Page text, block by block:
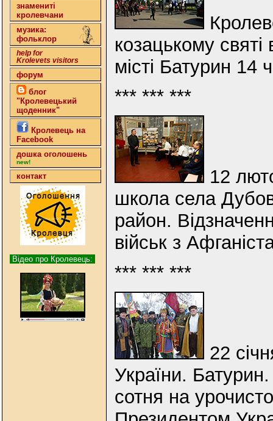
знамениті
кролевчани
музика:
фольклор
help for
Krolevets visitors
форум
блог
"Кролевецький
щоденник"
Кролевець на
Facebook
дошка оголошень
new!
контакт
Відео про Кролевець:
козацькому святі
місті Батурин 14
*** *** ***
12
школа села
район.
військ з
*** *** ***
22
України.
сотня на